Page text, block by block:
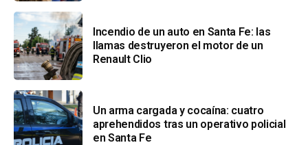
Incendio de un auto en Santa Fe: las
llamas destruyeron el motor de un
Renault Clio
Un arma cargada y cocaína: cuatro
aprehendidos tras un operativo policial
en Santa Fe